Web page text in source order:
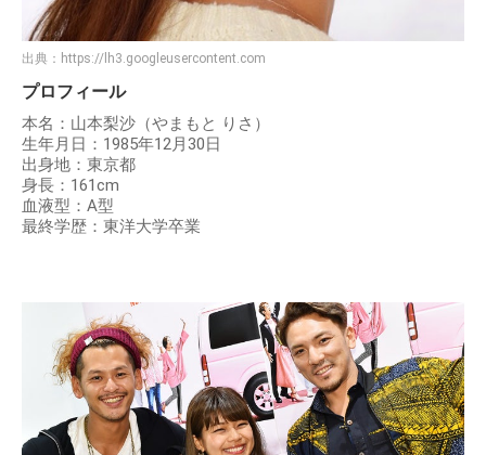
出典： https://lh3.googleusercontent.com
プロフィール
本名：山本梨沙（やまもと りさ）
生年月日：1985年12月30日
出身地：東京都
身長：161cm
血液型：A型
最終学歴：東洋大学卒業